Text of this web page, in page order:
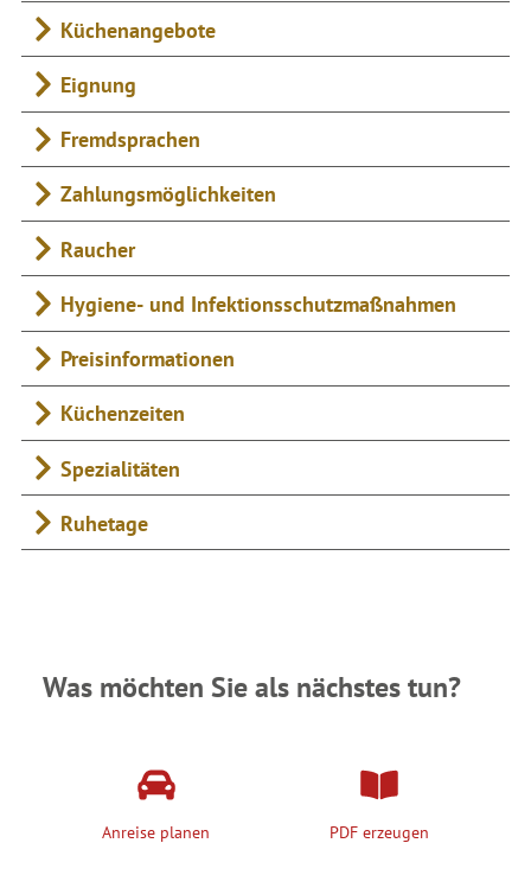
Küchenangebote
Eignung
Fremdsprachen
Zahlungsmöglichkeiten
Raucher
Hygiene- und Infektionsschutzmaßnahmen
Preisinformationen
Küchenzeiten
Spezialitäten
Ruhetage
Was möchten Sie als nächstes tun?
Anreise planen PDF erzeugen